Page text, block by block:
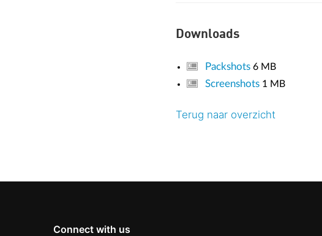
Downloads
Packshots 6 MB
Screenshots 1 MB
Terug naar overzicht
Connect with us